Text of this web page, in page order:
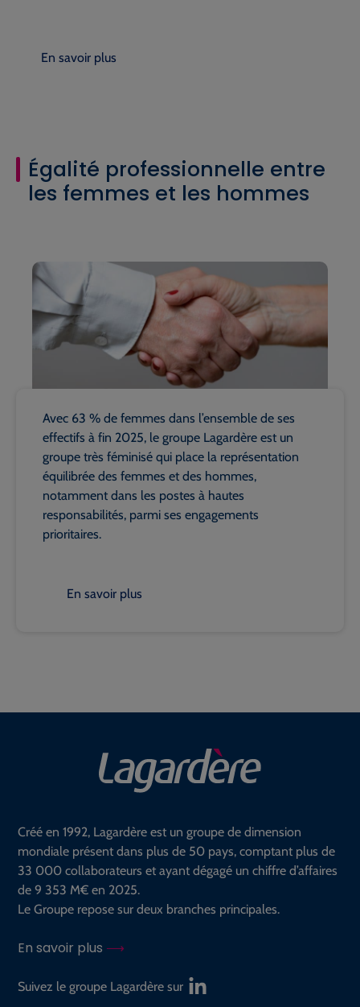
En savoir plus
Égalité professionnelle entre
les femmes et les hommes
Avec 63 % de femmes dans l’ensemble de ses
effectifs à fin 2025, le groupe Lagardère est un
groupe très féminisé qui place la représentation
équilibrée des femmes et des hommes,
notamment dans les postes à hautes
responsabilités, parmi ses engagements
prioritaires.
En savoir plus
Créé en 1992, Lagardère est un groupe de dimension
mondiale présent dans plus de 50 pays, comptant plus de
33 000 collaborateurs et ayant dégagé un chiffre d’affaires
de 9 353 M€ en 2025.
Le Groupe repose sur deux branches principales.
En savoir plus
Suivez le groupe Lagardère sur